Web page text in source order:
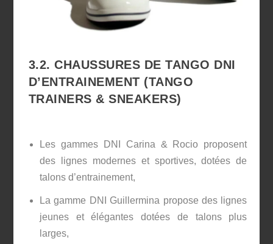
3.2. CHAUSSURES DE TANGO DNI
D’ENTRAINEMENT (TANGO
TRAINERS & SNEAKERS)
Les gammes DNI Carina & Rocio proposent
des lignes modernes et sportives, dotées de
talons d’entrainement,
La gamme DNI Guillermina propose des lignes
jeunes et élégantes dotées de talons plus
larges,